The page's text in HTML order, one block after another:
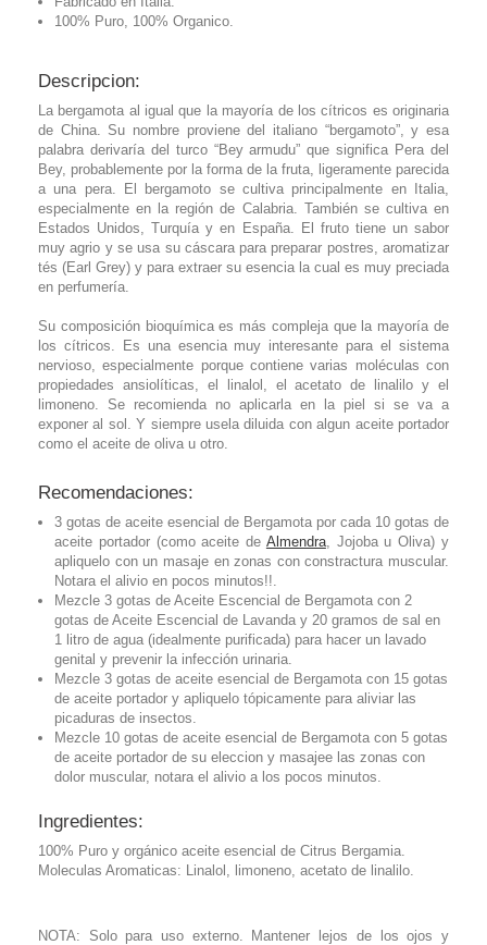
100% Puro, 100% Organico.
Descripcion:
La bergamota al igual que la mayoría de los cítricos es originaria
de China. Su nombre proviene del italiano “bergamoto”, y esa
palabra derivaría del turco “Bey armudu” que significa Pera del
Bey, probablemente por la forma de la fruta, ligeramente parecida
a una pera. El bergamoto se cultiva principalmente en Italia,
especialmente en la región de Calabria. También se cultiva en
Estados Unidos, Turquía y en España. El fruto tiene un sabor
muy agrio y se usa su cáscara para preparar postres, aromatizar
tés (Earl Grey) y para extraer su esencia la cual es muy preciada
en perfumería.
Su composición bioquímica es más compleja que la mayoría de
los cítricos. Es una esencia muy interesante para el sistema
nervioso, especialmente porque contiene varias moléculas con
propiedades ansiolíticas, el linalol, el acetato de linalilo y el
limoneno. Se recomienda no aplicarla en la piel si se va a
exponer al sol. Y siempre usela diluida con algun aceite portador
como el aceite de oliva u otro.
Recomendaciones:
3 gotas de aceite esencial de Bergamota por cada 10 gotas de
aceite portador (como aceite de Almendra, Jojoba u Oliva) y
apliquelo con un masaje en zonas con constractura muscular.
Notara el alivio en pocos minutos!!.
Mezcle 3 gotas de Aceite Escencial de Bergamota con 2
gotas de Aceite Escencial de Lavanda y 20 gramos de sal en
1 litro de agua (idealmente purificada) para hacer un lavado
genital y prevenir la infección urinaria.
Mezcle 3 gotas de aceite esencial de Bergamota con 15 gotas
de aceite portador y apliquelo tópicamente para aliviar las
picaduras de insectos.
Mezcle 10 gotas de aceite esencial de Bergamota con 5 gotas
de aceite portador de su eleccion y masajee las zonas con
dolor muscular, notara el alivio a los pocos minutos.
Ingredientes:
100% Puro y orgánico aceite esencial de Citrus Bergamia.
Moleculas Aromaticas: Linalol, limoneno, acetato de linalilo.
NOTA: Solo para uso externo. Mantener lejos de los ojos y